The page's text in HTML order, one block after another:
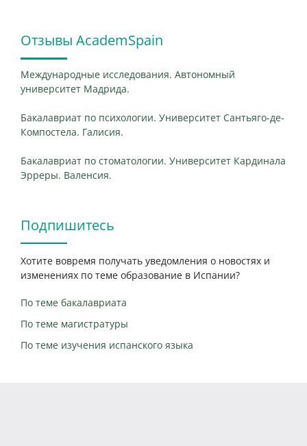
Отзывы AcademSpain
Международные исследования. Автономный
университет Мадрида.
Бакалавриат по психологии. Университет Сантьяго-де-
Компостела. Галисия.
Бакалавриат по стоматологии. Университет Кардинала
Эрреры. Валенсия.
Подпишитесь
Хотите вовремя получать уведомления о новостях и
изменениях по теме образование в Испании?
По теме бакалавриата
По теме магистратуры
По теме изучения испанского языка